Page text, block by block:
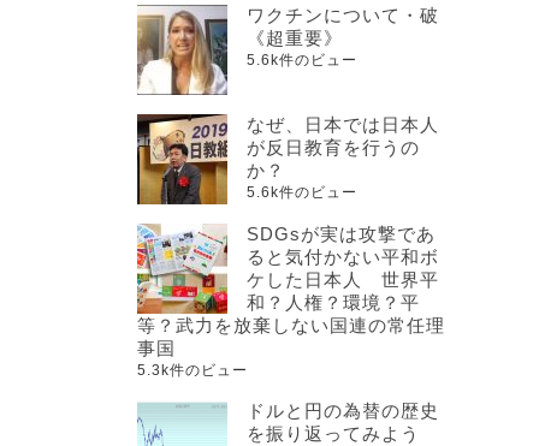
ワクチンについて・破
《超重要》
5.6k件のビュー
なぜ、日本では日本人
が反日教育を行うの
か？
5.6k件のビュー
SDGsが実は攻撃であ
ると気付かない平和ボ
ケした日本人 世界平
和？人権？環境？平
等？武力を放棄しない国連の常任理
事国
5.3k件のビュー
ドルと円の為替の歴史
を振り返ってみよう